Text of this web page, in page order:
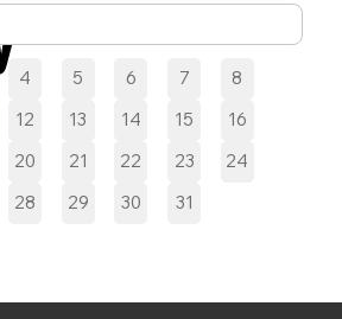
4 5 6 7
8
12 13 14 15
16
20 21 22 23
24
28 29 30 31